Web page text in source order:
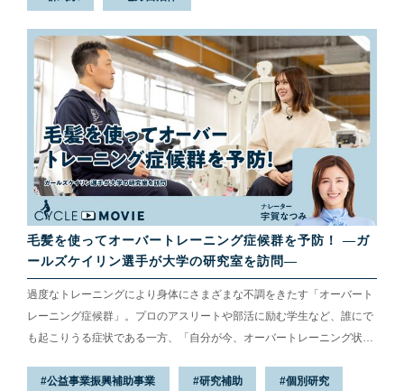
毛髪を使ってオーバートレーニング症候群を予防！ ―ガ
ールズケイリン選手が大学の研究室を訪問―
過度なトレーニングにより身体にさまざまな不調をきたす「オーバート
レーニング症候群」。プロのアスリートや部活に励む学生など、誰にで
も起こりうる症状である一方、「自分が今、オーバートレーニング状態
か不明だ」など、自覚症状が出にくいといった問題もあります。
公益事業振興補助事業 研究補助 個別研究